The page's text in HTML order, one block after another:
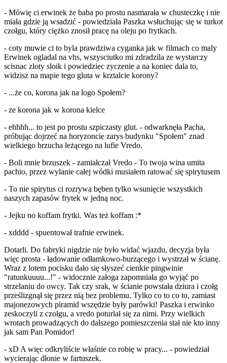
- Mówię ci erwinek że baba po prostu nasmarała w chusteczkę i nie
miała gdzie ją wsadzić - powiedziała Paszka wsłuchując się w turkot
czołgu, który ciężko znosił pracę na oleju po frytkach.
- coty muwie ci to byla prawdziwa cyganka jak w filmach co maly
Erwinek ogladal na vhs, wszysciutko mi zdradzila ze wystarczy
scisnac zloty sloik i powiedziec zyczenie a na koniec dala to,
widzisz na mapie tego gluta w krztalcie korony?
- ...że co, korona jak na logo Społem?
- ze korona jak w korona kielce
- ehhhh... to jest po prostu szpiczasty glut. - odwarknęła Pacha,
próbując dojrzeć na horyzoncie zarys budynku "Społem" znad
wielkiego brzucha leżącego na lufie Vredo.
- Boli mnie brzuszek - zamiałczał Vredo - To twoja wina umita
pachio, przez wylanie całej wódki musiałem ratować się spirytusem
- To nie spirytus ci rozrywa bęben tylko wsunięcie wszystkich
naszych zapasów frytek w jedną noc.
- Jejku no koffam frytki. Was też koffam :*
- xdddd - spuentował trafnie erwinek.
Dotarli. Do fabryki nigdzie nie było widać wjazdu, decyzja była
więc prosta - ładowanie odłamkowo-burzącego i wystrzał w ścianę.
Wraz z lotem pocisku dało się słyszeć cienkie pingwinie
"ratunkuuuu...!" - widocznie załoga zapomniała go wyjąć po
strzelaniu do owcy. Tak czy srak, w ścianie powstała dziura i czołg
prześlizgnął się przez nią bez problemu. Tylko co to co to, zamiast
majonezowych piramid wszędzie były parówki! Paszka i erwinko
zeskoczyli z czołgu, a vredo poturlał się za nimi. Przy wielkich
wrotach prowadzących do dalszego pomieszczenia stał nie kto inny
jak sam Pan Pomidor!
- xD A więc odkryliście właśnie co robię w pracy... - powiedział
wycierając dłonie w fartuszek.